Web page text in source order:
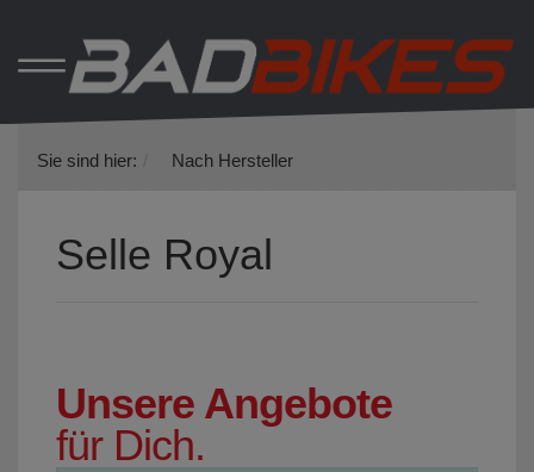
Sie sind hier: Nach Hersteller
Selle Royal
Unsere Angebote
für Dich.